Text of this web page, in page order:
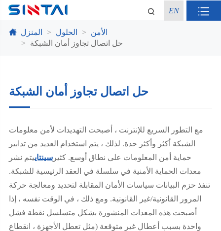
EN
المنزل الحلول
الأمن
حل اتصال تجاوز أمان الشبكة
حل اتصال تجاوز أمان الشبكة
مع التطور السريع للإنترنت ، أصبحت التهديدات لأمن معلومات
الشبكة أكثر وأكثر حدة. لذلك ، يتم استخدام العديد من تدابير
حماية أمن المعلومات على نطاق أوسع. كثيرسينتاييتم نشر
معدات الحماية الأمنية في سلسلة في العقد الرئيسية للشبكة.
تنفذ حزم البيانات سياسات الأمان المقابلة لتحديد ومعالجة حركة
المرور القانونية/غير القانونية. ومع ذلك ، في الوقت نفسه ، إذا
أصبحت هذه المعدات المنشورة بشكل متسلسل نقطة فشل
واحدة بسبب أعطال غير متوقعة (مثل تعطل الأجهزة ، انقطاع